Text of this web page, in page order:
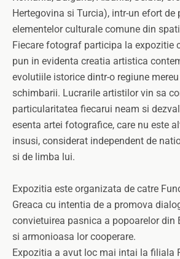
Hertegovina si Turcia), intr-un efort de
elementelor culturale comune din
Fiecare fotograf participa la expozitie
pun in evidenta creatia artistica
evolutiile istorice dintr-o regiune
schimbarii. Lucrarile artistilor vin sa
particularitatea fiecarui neam si
esenta artei fotografice, care nu este
insusi, considerat independent de
si de limba lui.
Expozitia este organizata de catre
Greaca cu intentia de a promova
convietuirea pasnica a popoarelor din
si armonioasa lor cooperare.
Expozitia a avut loc mai intai la filiala